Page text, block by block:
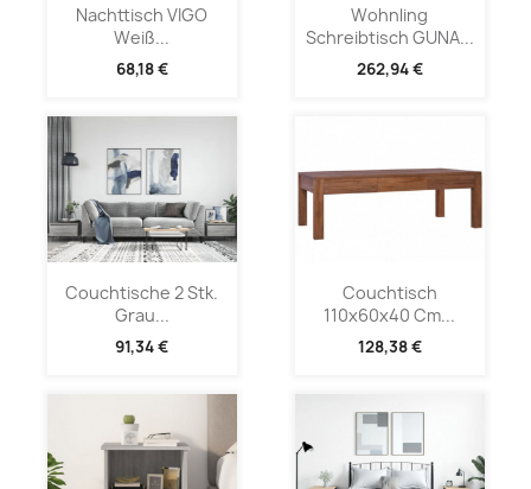
Nachttisch VIGO
Weiß...
68,18 €
Wohnling
Schreibtisch GUNA...
262,94 €
Couchtische 2 Stk.
Grau...
91,34 €
Couchtisch
110x60x40 Cm...
128,38 €